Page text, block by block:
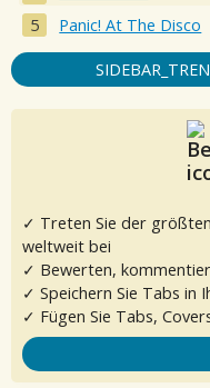
Panic! At The Disco
✓ Treten Sie der
weltweit bei
✓ Bewerten,
✓ Speichern Sie Tabs in
✓ Fügen Sie Tabs,